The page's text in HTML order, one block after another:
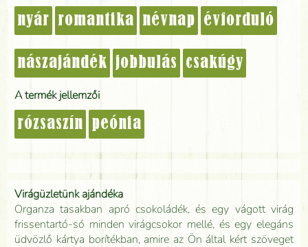
nyár romantika névnap évforduló
nászajándék jobbulás csakúgy
A termék jellemzői
rózsaszín peónia
Virágüzletünk ajándéka
Organza tasakban apró csokoládék, és egy vágott virág
frissentartó-só minden virágcsokor mellé, és egy elegáns
üdvözlő kártya borítékban, amire az Ön által kért szöveget